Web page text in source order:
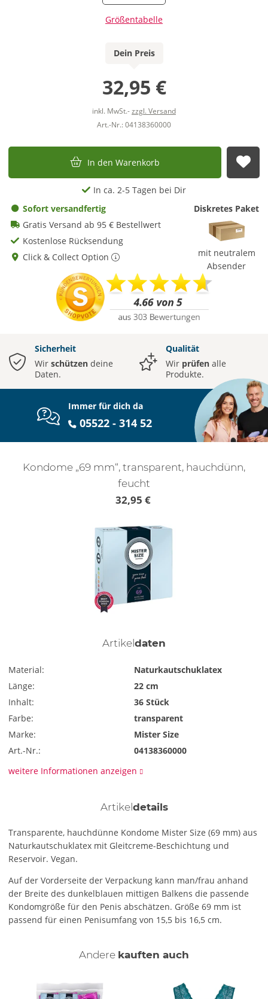
Größentabelle
Dein Preis
32,95 €
inkl. MwSt.-zzgl. Versand
Art.-Nr.: 04138360000
In den Warenkorb
In ca. 2-5 Tagen bei Dir
Sofort versandfertig
Gratis Versand ab 95 € Bestellwert
Kostenlose Rücksendung
Click & Collect Option
Diskretes Paket
mit neutralem
Absender
Sicherheit
Wir schützen deine
Daten.
Qualität
Wir prüfen alle
Produkte.
Immer für dich da
05522 - 314 52
Kondome „69 mm“, transparent, hauchdünn,
feucht
32,95 €
Artikeldaten
Material:
Naturkautschuklatex
Länge:
22 cm
Inhalt:
36 Stück
Farbe:
transparent
Marke:
Mister Size
Art.-Nr.:
04138360000
weitere Informationen anzeigen
Artikeldetails
Transparente, hauchdünne Kondome Mister Size (69 mm) aus
Naturkautschuklatex mit Gleitcreme-Beschichtung und
Reservoir. Vegan.
Auf der Vorderseite der Verpackung kann man/frau anhand
der Breite des dunkelblauen mittigen Balkens die passende
Kondomgröße für den Penis abschätzen. Größe 69 mm ist
passend für einen Penisumfang von 15,5 bis 16,5 cm.
Andere kauften auch